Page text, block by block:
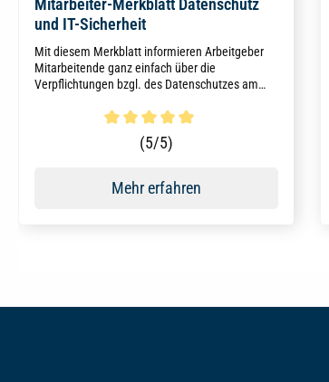
Mitarbeiter-Merkblatt Datenschutz
und IT-Sicherheit
Mit diesem Merkblatt informieren Arbeitgeber
Mitarbeitende ganz einfach über die
Verpflichtungen bzgl. des Datenschutzes am
Unterschriftenseite lässt sich heraustrennen und
in der Personalakte ablegen.
Durchschnittliche Bewertung von 5 von 5
(5/5)
Mehr erfahren